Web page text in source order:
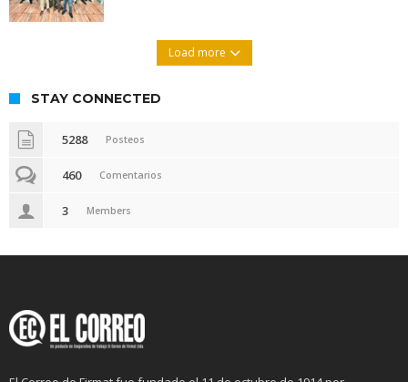
Load more
STAY CONNECTED
5288 Posteos
460 Comentarios
3 Members